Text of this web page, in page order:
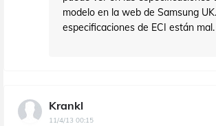
modelo en la web de Samsung
especificaciones de ECI están mal.
Krankl
11/4/13 00:15